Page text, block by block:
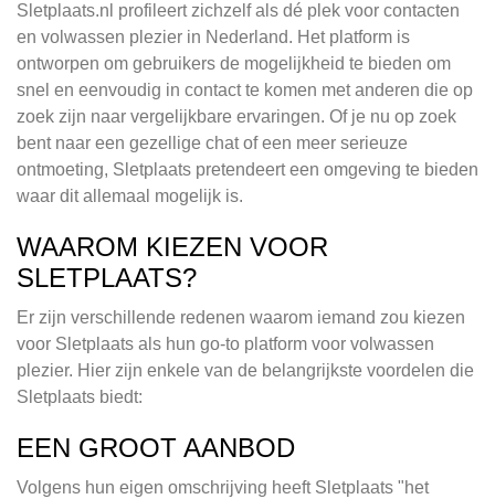
Sletplaats.nl profileert zichzelf als dé plek voor contacten
en volwassen plezier in Nederland. Het platform is
ontworpen om gebruikers de mogelijkheid te bieden om
snel en eenvoudig in contact te komen met anderen die op
zoek zijn naar vergelijkbare ervaringen. Of je nu op zoek
bent naar een gezellige chat of een meer serieuze
ontmoeting, Sletplaats pretendeert een omgeving te bieden
waar dit allemaal mogelijk is.
WAAROM KIEZEN VOOR
SLETPLAATS?
Er zijn verschillende redenen waarom iemand zou kiezen
voor Sletplaats als hun go-to platform voor volwassen
plezier. Hier zijn enkele van de belangrijkste voordelen die
Sletplaats biedt:
EEN GROOT AANBOD
Volgens hun eigen omschrijving heeft Sletplaats "het